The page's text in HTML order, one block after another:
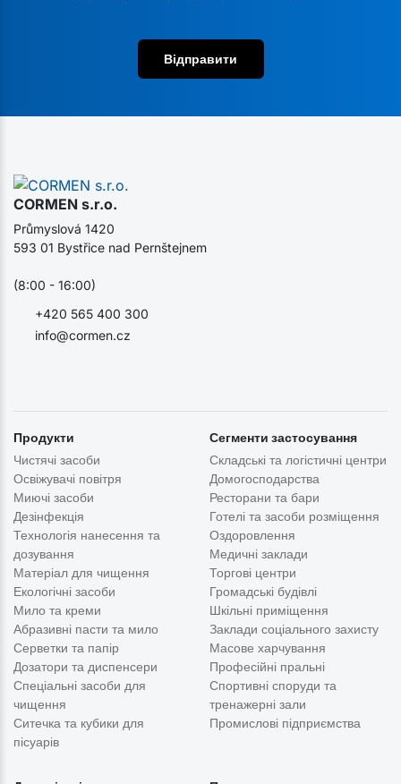
Відправити
CORMEN s.r.o.
info@cormen.cz
+420 565 400 300
Průmyslová 1420
593 01 Bystřice nad Pernštejnem
(8:00 - 16:00)
Продукти
Чистячі засоби
Освіжувачі повітря
Миючі засоби
Дезінфекція
Технологія нанесення та
дозування
Матеріал для чищення
Екологічні засоби
Мило та креми
Абразивні пасти та мило
Серветки та папір
Дозатори та диспенсери
Спеціальні засоби для
чищення
Ситечка та кубики для
пісуарів
Сегменти застосування
Складські та логістичні центри
Домогосподарства
Ресторани та бари
Готелі та засоби розміщення
Оздоровлення
Медичні заклади
Торгові центри
Громадські будівлі
Шкільні приміщення
Заклади соціального захисту
Масове харчування
Професійні пральні
Спортивні споруди та
тренажерні зали
Промислові підприємства